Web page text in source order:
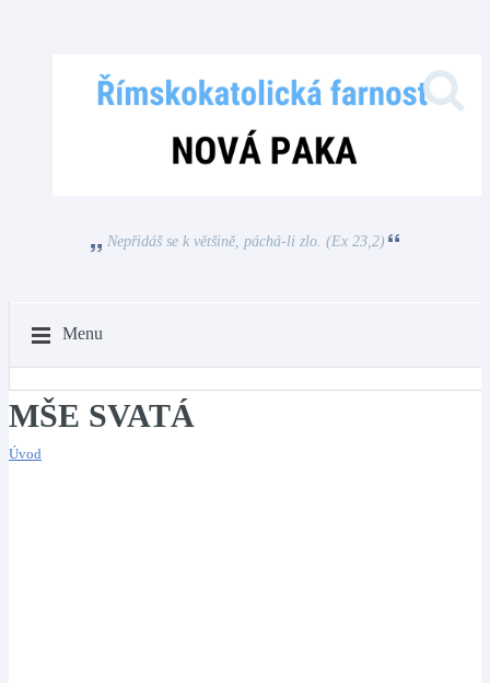
Nepřidáš se k většině, páchá-li zlo. (Ex 23,2)
Menu
MŠE SVATÁ
Úvod